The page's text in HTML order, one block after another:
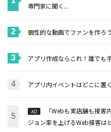
専門家に聞く...
個性的な動画でファンを作ろ
アプリ作成ならこれ！誰でも
アプリ内イベントはどこに置
AD
「Webも実店舗も接
ジョン率を上げるWeb接客は